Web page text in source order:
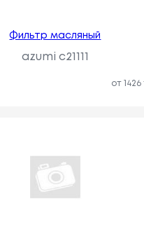
Фильтр масляный
azumi c21111
от